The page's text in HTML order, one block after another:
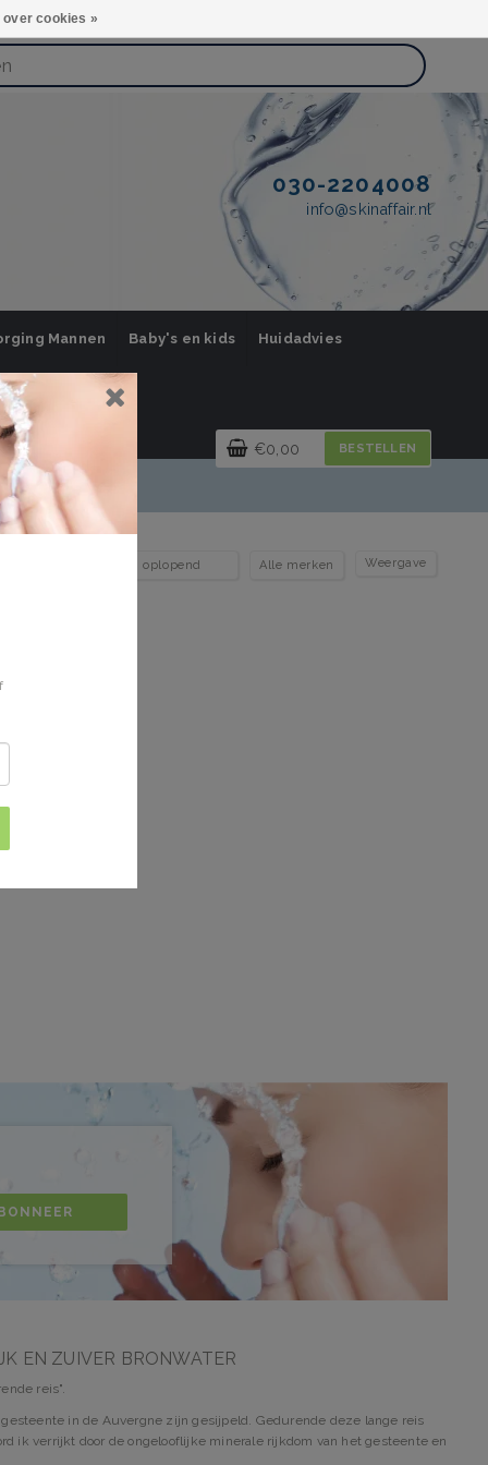
030-2204008
info@skinaffair.nl
Mannen Baby's en kids Huidadvies
€0,00 BESTELLEN
Weergave
EN ZUIVER BRONWATER
reis".
in de Auvergne zijn gesijpeld. Gedurende deze lange reis
ik verrijkt door de ongelooflijke minerale rijkdom van het gesteente en
over cookies »